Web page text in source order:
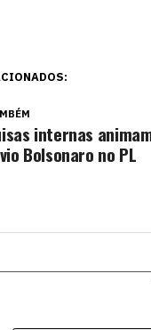
internas
Bolsonaro no PL